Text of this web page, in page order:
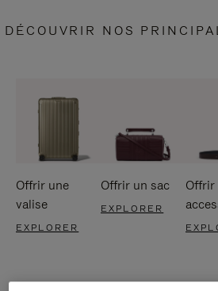
DÉCOUVRIR NOS
Offrir une
valise
EXPLORER
Offrir un sac
EXPLORER
Offrir